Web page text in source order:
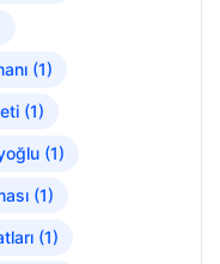
(1)
(1)
(1)
(1)
(1)